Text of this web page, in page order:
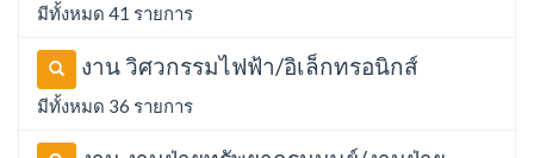
มีทั้งหมด 41 รายการ
งาน วิศวกรรมไฟฟ้า/อิเล็กทรอนิกส์
มีทั้งหมด 36 รายการ